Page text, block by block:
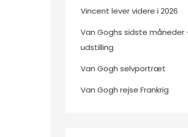
Vincent lever videre i 2026
Van Goghs sidste måneder
udstilling
Van Gogh selvportræt
Van Gogh rejse Frankrig